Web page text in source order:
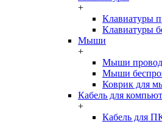
+
Клавиатуры
Клавиатуры
Мыши
+
Мыши
Мыши
Коврик для
Кабель для
+
Кабель для